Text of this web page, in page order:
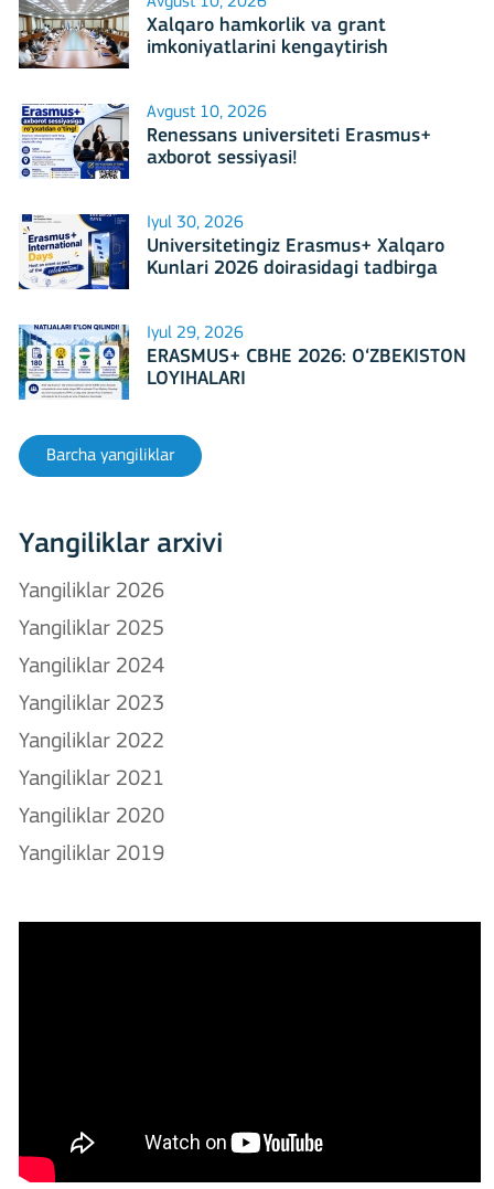
Xalqaro hamkorlik va grant
imkoniyatlarini kengaytirish
Avgust 10, 2026
Renessans universiteti Erasmus+
axborot sessiyasi!
Iyul 30, 2026
Universitetingiz Erasmus+ Xalqaro
Kunlari 2026 doirasidagi tadbirga
Iyul 29, 2026
ERASMUS+ CBHE 2026: O‘ZBEKISTON
LOYIHALARI
Barcha yangiliklar
Yangiliklar arxivi
Yangiliklar 2026
Yangiliklar 2025
Yangiliklar 2024
Yangiliklar 2023
Yangiliklar 2022
Yangiliklar 2021
Yangiliklar 2020
Yangiliklar 2019